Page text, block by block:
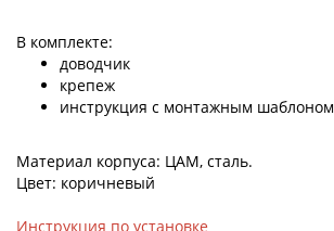
В комплекте:
доводчик
крепеж
инструкция с монтажным шаблоном
Материал корпуса: ЦАМ, сталь.
Цвет: коричневый
Инструкция по установке